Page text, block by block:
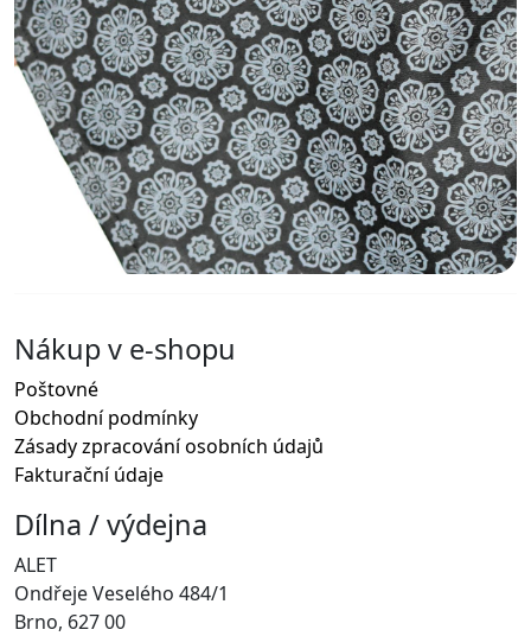
Nákup v e-shopu
Poštovné
Obchodní podmínky
Zásady zpracování osobních údajů
Fakturační údaje
Dílna / výdejna
ALET
Ondřeje Veselého 484/1
Brno, 627 00